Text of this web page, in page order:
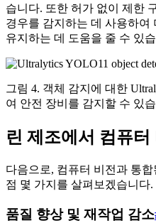
습니다. 또한 허가 없이 제한
경우를 감지하는 데 사용하여
유지하는 데 도움을 줄 수 있
그림 4. 객체 감지에 대한
여 안전 장비를 감지할 수 있
린 제조에서 컴퓨
다음으로, 컴퓨터 비전과 통
점 몇 가지를 살펴보겠습니다.
품질 향상 및 재작업 감소